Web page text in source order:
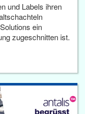
und Labels ihren
ein
zugeschnitten ist.